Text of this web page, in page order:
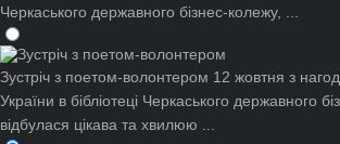
Черкаського державного бізнес-колежу, ...
Зустріч з поетом-волонтером 12 жовтня з
України в бібліотеці Черкаського державного
відбулася цікава та хвилюю ...